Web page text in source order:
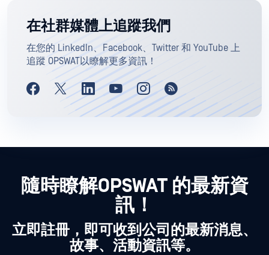
在社群媒體上追蹤我們
在您的 LinkedIn、Facebook、Twitter 和 YouTube 上
追蹤 OPSWAT以瞭解更多資訊！
隨時瞭解OPSWAT 的最新資
訊！
立即註冊，即可收到公司的最新消息、
故事、活動資訊等。